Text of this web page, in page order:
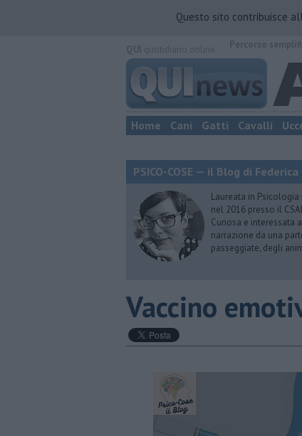
Questo sito contribuisce
Home Cani Gatti Cavalli
PSICO-COSE — il Blog di
Laureata in
nel 2016 presso il
Curiosa e interessata
narrazione da una
passeggiate, degli
​Vaccino